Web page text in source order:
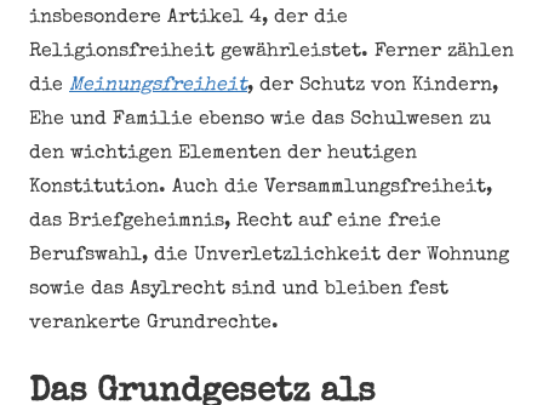
insbesondere Artikel 4, der die
Religionsfreiheit gewährleistet. Ferner zählen
die Meinungsfreiheit, der Schutz von Kindern,
Ehe und Familie ebenso wie das Schulwesen zu
den wichtigen Elementen der heutigen
Konstitution. Auch die Versammlungsfreiheit,
das Briefgeheimnis, Recht auf eine freie
Berufswahl, die Unverletzlichkeit der Wohnung
sowie das Asylrecht sind und bleiben fest
verankerte Grundrechte.
Das Grundgesetz als